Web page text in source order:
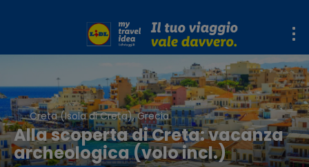
Creta (Isola di Creta), Grecia
Alla scoperta di Creta: vacanza
archeologica (volo incl.)